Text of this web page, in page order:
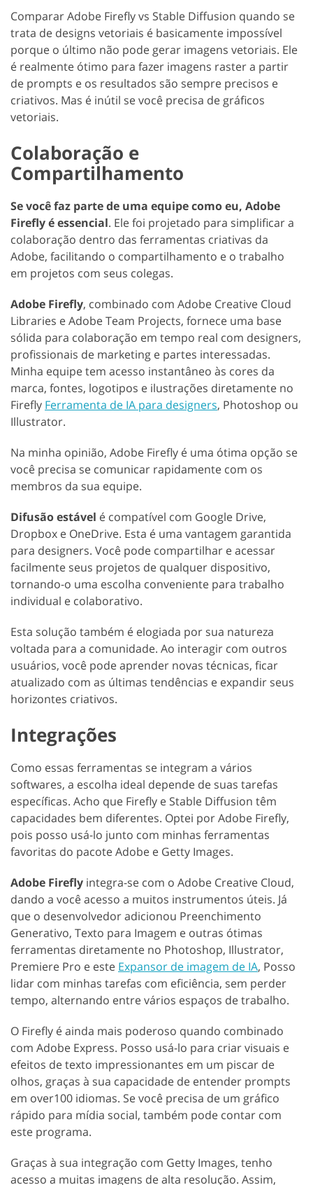
Comparar Adobe Firefly vs Stable Diffusion quando se
trata de designs vetoriais é basicamente impossível
porque o último não pode gerar imagens vetoriais. Ele
é realmente ótimo para fazer imagens raster a partir
de prompts e os resultados são sempre precisos e
criativos. Mas é inútil se você precisa de gráficos
vetoriais.
Colaboração e
Compartilhamento
Se você faz parte de uma equipe como eu, Adobe
Firefly é essencial. Ele foi projetado para simplificar a
colaboração dentro das ferramentas criativas da
Adobe, facilitando o compartilhamento e o trabalho
em projetos com seus colegas.
Adobe Firefly, combinado com Adobe Creative Cloud
Libraries e Adobe Team Projects, fornece uma base
sólida para colaboração em tempo real com designers,
profissionais de marketing e partes interessadas.
Minha equipe tem acesso instantâneo às cores da
marca, fontes, logotipos e ilustrações diretamente no
Firefly Ferramenta de IA para designers, Photoshop ou
Illustrator.
Na minha opinião, Adobe Firefly é uma ótima opção se
você precisa se comunicar rapidamente com os
membros da sua equipe.
Difusão estável é compatível com Google Drive,
Dropbox e OneDrive. Esta é uma vantagem garantida
para designers. Você pode compartilhar e acessar
facilmente seus projetos de qualquer dispositivo,
tornando-o uma escolha conveniente para trabalho
individual e colaborativo.
Esta solução também é elogiada por sua natureza
voltada para a comunidade. Ao interagir com outros
usuários, você pode aprender novas técnicas, ficar
atualizado com as últimas tendências e expandir seus
horizontes criativos.
Integrações
Como essas ferramentas se integram a vários
softwares, a escolha ideal depende de suas tarefas
específicas. Acho que Firefly e Stable Diffusion têm
capacidades bem diferentes. Optei por Adobe Firefly,
pois posso usá-lo junto com minhas ferramentas
favoritas do pacote Adobe e Getty Images.
Adobe Firefly integra-se com o Adobe Creative Cloud,
dando a você acesso a muitos instrumentos úteis. Já
que o desenvolvedor adicionou Preenchimento
Generativo, Texto para Imagem e outras ótimas
ferramentas diretamente no Photoshop, Illustrator,
Premiere Pro e este Expansor de imagem de IA, Posso
lidar com minhas tarefas com eficiência, sem perder
tempo, alternando entre vários espaços de trabalho.
O Firefly é ainda mais poderoso quando combinado
com Adobe Express. Posso usá-lo para criar visuais e
efeitos de texto impressionantes em um piscar de
olhos, graças à sua capacidade de entender prompts
em over100 idiomas. Se você precisa de um gráfico
rápido para mídia social, também pode contar com
este programa.
Graças à sua integração com Getty Images, tenho
acesso a muitas imagens de alta resolução. Assim,